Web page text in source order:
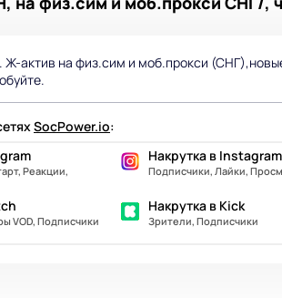
Ж-актив на физ.сим и моб.прокси
SocPower.io:
Реакции,
Накрутка в Instagram
Подписчики, Лайки,
VOD, Подписчики
Накрутка в Kick
Зрители, Подписчики